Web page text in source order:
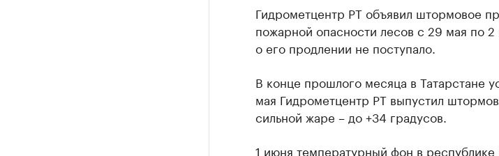
Гидрометцентр РТ объявил штормовое
пожарной опасности лесов с 29 мая по
о его продлении не поступало.
В конце прошлого месяца в Татарстане
мая Гидрометцентр РТ выпустил
сильной жаре – до +34 градусов.
1 июня температурный фон в республике